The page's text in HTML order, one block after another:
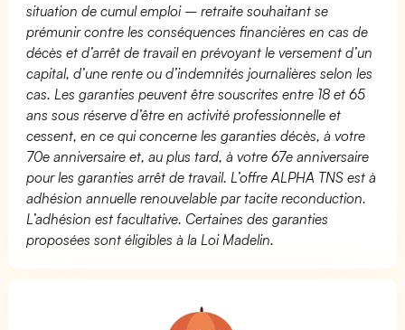
situation de cumul emploi – retraite souhaitant se
prémunir contre les conséquences financières en cas de
décès et d’arrêt de travail en prévoyant le versement d’un
capital, d’une rente ou d’indemnités journalières selon les
cas. Les garanties peuvent être souscrites entre 18 et 65
ans sous réserve d’être en activité professionnelle et
cessent, en ce qui concerne les garanties décès, à votre
70e anniversaire et, au plus tard, à votre 67e anniversaire
pour les garanties arrêt de travail. L’offre ALPHA TNS est à
adhésion annuelle renouvelable par tacite reconduction.
L’adhésion est facultative. Certaines des garanties
proposées sont éligibles à la Loi Madelin.